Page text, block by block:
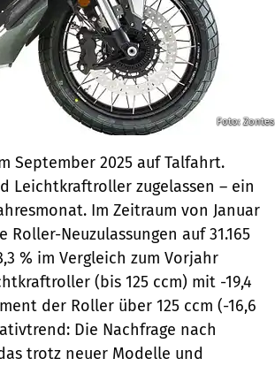
Foto: Zontes
September 2025 auf Talfahrt.
Leichtkraftroller zugelassen – ein
Im Zeitraum von Januar
Neuzulassungen auf 31.165
% im Vergleich zum Vorjahr
(bis 125 ccm) mit -19,4
der Roller über 125 ccm (-16,6
Die Nachfrage nach
trotz neuer Modelle und